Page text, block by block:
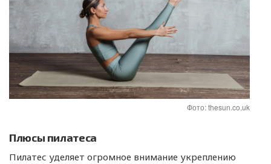
Фото: thesun.co.uk
Плюсы пилатеса
Пилатес уделяет огромное внимание укреплению